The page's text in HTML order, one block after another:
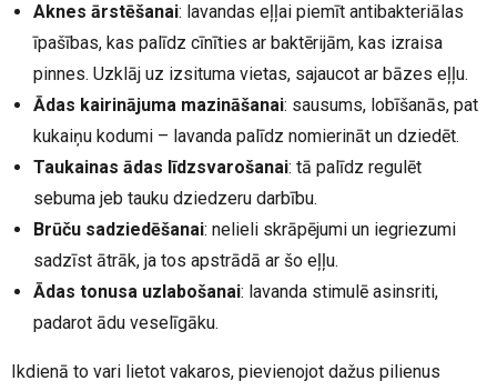
Aknes ārstēšanai: lavandas eļļai piemīt antibakteriālas
īpašības, kas palīdz cīnīties ar baktērijām, kas izraisa
pinnes. Uzklāj uz izsituma vietas, sajaucot ar bāzes eļļu.
Ādas kairinājuma mazināšanai: sausums, lobīšanās, pat
kukaiņu kodumi – lavanda palīdz nomierināt un dziedēt.
Taukainas ādas līdzsvarošanai: tā palīdz regulēt
sebuma jeb tauku dziedzeru darbību.
Brūču sadziedēšanai: nelieli skrāpējumi un iegriezumi
sadzīst ātrāk, ja tos apstrādā ar šo eļļu.
Ādas tonusa uzlabošanai: lavanda stimulē asinsriti,
padarot ādu veselīgāku.
Ikdienā to vari lietot vakaros, pievienojot dažus pilienus